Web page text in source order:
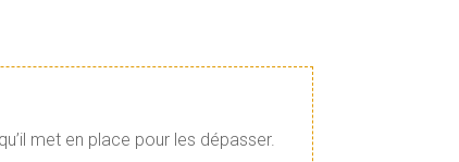
met en place pour les dépasser.